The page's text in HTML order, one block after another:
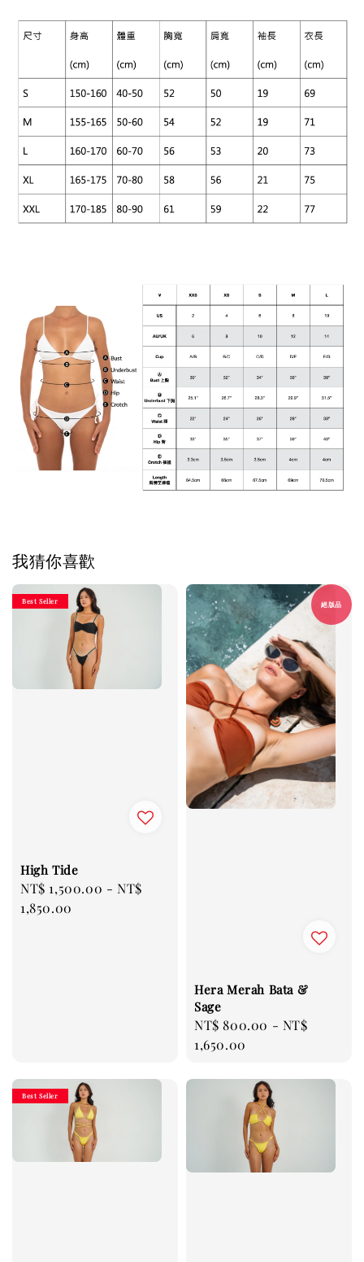
我猜你喜歡
Best Seller
High Tide
Regular
price
NT$ 1,500.00 -NT$
1,850.00
絕版品
Hera Merah Bata &
Sage
Regular
price
NT$ 800.00 - NT$
1,650.00
Best Seller